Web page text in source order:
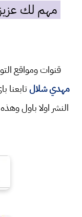
مهم لك
قنوات ومواقع
مهدي شلالتابعنا
النشر اولا باول